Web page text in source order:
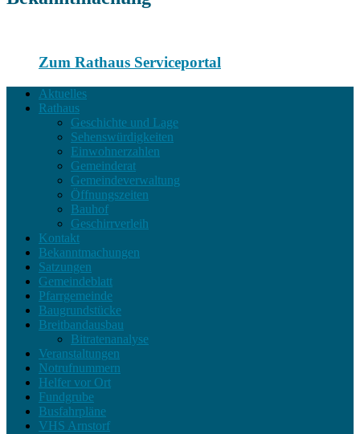
Zum Rathaus Serviceportal
Aktuelles
Rathaus
Geschichte und Lage
Sehenswürdigkeiten
Einwohnerzahlen
Gemeinderat
Gemeindeverwaltung
Öffnungszeiten
Bauhof
Geschirrverleih
Kontakt
Bekanntmachungen
Satzungen
Gemeindeblatt
Pfarrgemeinde
Baugrundstücke
Breitbandausbau
Bitratenanalyse
Veranstaltungen
Notrufnummern
Helfer vor Ort
Fundgrube
Busfahrpläne
VHS Arnstorf